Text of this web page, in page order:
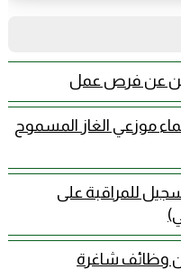
عن فرص عمل
موزعي الغاز المسموح
للمراقبة على